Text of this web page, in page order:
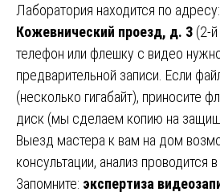
Лаборатория находится по адресу:
Кожевнический проезд, д. 3 (2-
телефон или флешку с видео
предварительной записи. Если
(несколько гигабайт), приносите
диск (мы сделаем копию на
Выезд мастера к вам на дом
консультации, анализ проводится
Запомните: экспертиза